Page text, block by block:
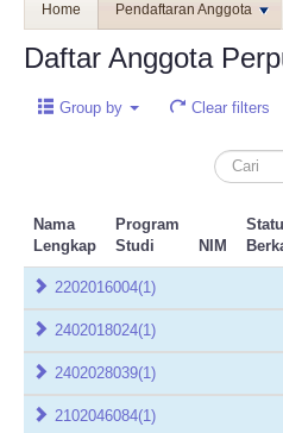
Home Pendaftaran Anggota
Daftar Anggota
Group by Clear filters
Nama
Lengkap
Program
Studi
NIM
2202016004(1)
2402018024(1)
2402028039(1)
2102046084(1)